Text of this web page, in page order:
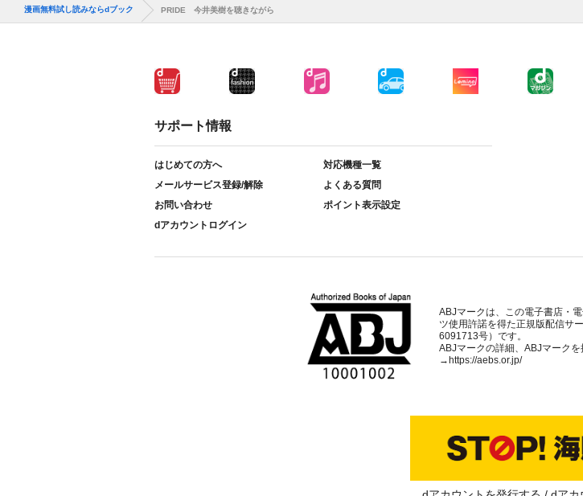
漫画無料試し読みならdブック PRIDE 今井美樹を聴きながら
サポート情報
はじめての方へ
対応機種一覧
メールサービス登録/解除
よくある質問
お問い合わせ
ポイント表示設定
dアカウントログイン
ABJマークは、この電子書店・
ツ使用許諾を得た正規版配信サ
6091713号）です。
ABJマークの詳細、ABJマーク
→https://aebs.or.jp/